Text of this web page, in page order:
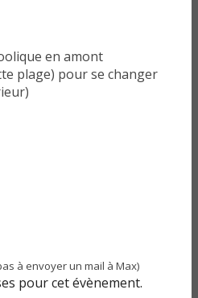
en amont
plage) pour se changer
à envoyer un mail à Max)
pour cet évènement.